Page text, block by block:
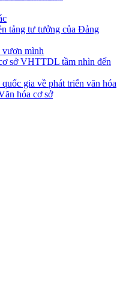
tảng tư tưởng của Đảng
mình
sở VHTTDL tầm nhìn đến
gia về phát triển văn hóa
hóa cơ sở